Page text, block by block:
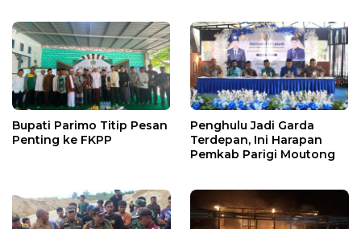
Bupati Parimo Titip Pesan
Penting ke FKPP
Penghulu Jadi Garda
Terdepan, Ini Harapan
Pemkab Parigi Moutong